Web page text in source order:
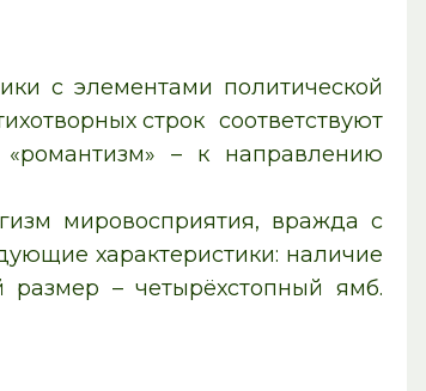
с элементами политической
строк соответствуют
– к направлению
мировосприятия, вражда с
характеристики: наличие
размер – четырёхстопный ямб.